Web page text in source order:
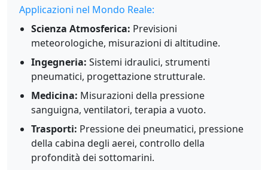
Applicazioni nel Mondo Reale:
Scienza Atmosferica: Previsioni
meteorologiche, misurazioni di altitudine.
Ingegneria: Sistemi idraulici, strumenti
pneumatici, progettazione strutturale.
Medicina: Misurazioni della pressione
sanguigna, ventilatori, terapia a vuoto.
Trasporti: Pressione dei pneumatici, pressione
della cabina degli aerei, controllo della
profondità dei sottomarini.